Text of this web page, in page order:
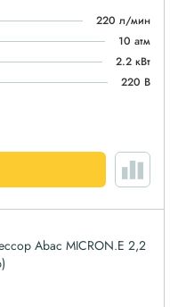
220 л/мин
10 атм
2.2 кВт
220 В
Abac MICRON.E 2,2